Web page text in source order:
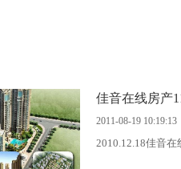
佳音在线房产
2011-08-19 10:19:13
2010.12.18佳音